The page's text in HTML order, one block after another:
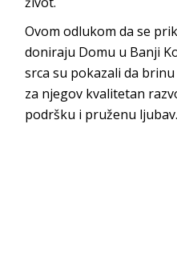
Ovom odlukom da se
doniraju Domu u Banji
srca su pokazali da
za njegov kvalitetan
podršku i pruženu ljubav.